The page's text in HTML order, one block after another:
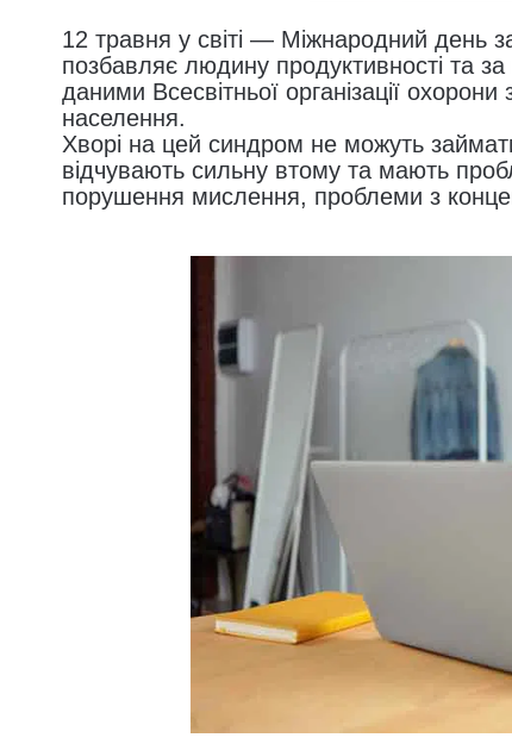
12 травня у світі — Міжнародний день
позбавляє людину продуктивності та
даними Всесвітньої організації
населення.
Хворі на цей синдром не можуть
відчувають сильну втому та мають
порушення мислення, проблеми з